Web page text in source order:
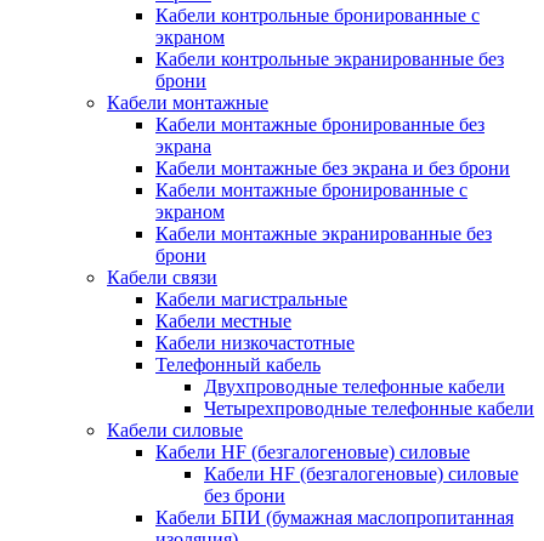
Кабели контрольные бронированные с
экраном
Кабели контрольные экранированные без
брони
Кабели монтажные
Кабели монтажные бронированные без
экрана
Кабели монтажные без экрана и без брони
Кабели монтажные бронированные с
экраном
Кабели монтажные экранированные без
брони
Кабели связи
Кабели магистральные
Кабели местные
Кабели низкочастотные
Телефонный кабель
Двухпроводные телефонные кабели
Четырехпроводные телефонные кабели
Кабели силовые
Кабели HF (безгалогеновые) силовые
Кабели HF (безгалогеновые) силовые
без брони
Кабели БПИ (бумажная маслопропитанная